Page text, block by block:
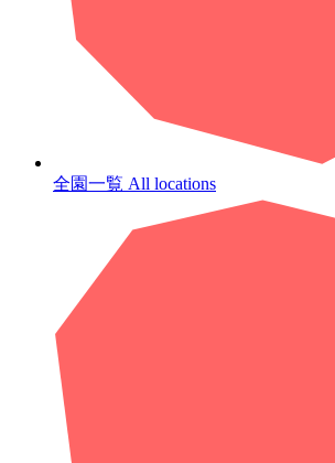
全園一覧 All locations